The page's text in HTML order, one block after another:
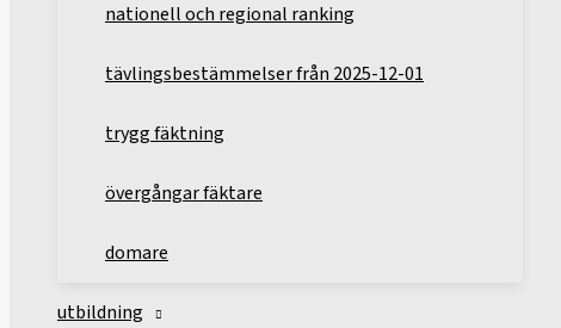
nationell och regional ranking
tävlingsbestämmelser från 2025-12-01
trygg fäktning
övergångar fäktare
domare
utbildning